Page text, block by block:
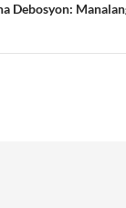
Debosyon: